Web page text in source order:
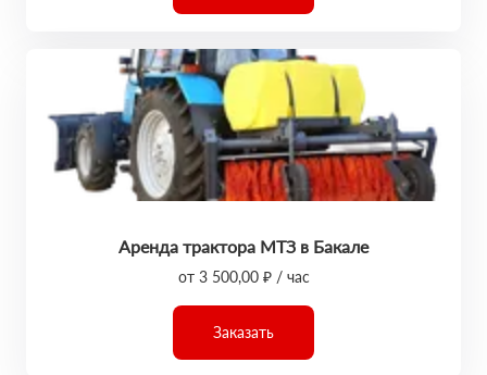
Аренда трактора МТЗ в Бакале
от 3 500,00 ₽ / час
Заказать